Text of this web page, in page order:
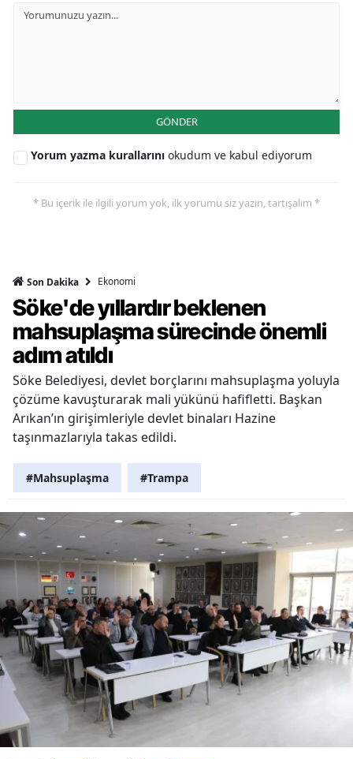
GÖNDER
Yorum yazma kurallarını okudum ve kabul ediyorum
* Bu içerik ile ilgili yorum yok, ilk yorumu siz yazın, tartışalım *
Son Dakika Ekonomi
Söke'de yıllardır beklenen
mahsuplaşma sürecinde önemli
adım atıldı
Söke Belediyesi, devlet borçlarını mahsuplaşma yoluyla
çözüme kavuşturarak mali yükünü hafifletti. Başkan
Arıkan’ın girişimleriyle devlet binaları Hazine
taşınmazlarıyla takas edildi.
#Mahsuplaşma #Trampa